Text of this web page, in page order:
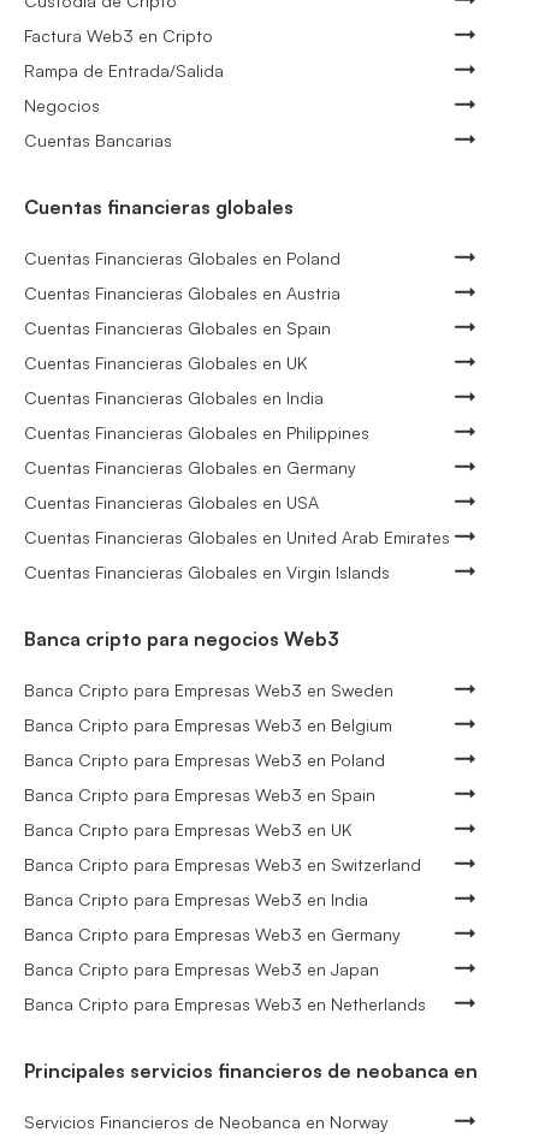
Factura Web3 en Cripto
Rampa de Entrada/Salida
Negocios
Cuentas Bancarias
Cuentas financieras globales
Cuentas Financieras Globales en Poland
Cuentas Financieras Globales en Austria
Cuentas Financieras Globales en Spain
Cuentas Financieras Globales en UK
Cuentas Financieras Globales en India
Cuentas Financieras Globales en Philippines
Cuentas Financieras Globales en Germany
Cuentas Financieras Globales en USA
Cuentas Financieras Globales en United Arab Emirates
Cuentas Financieras Globales en Virgin Islands
Banca cripto para negocios Web3
Banca Cripto para Empresas Web3 en Sweden
Banca Cripto para Empresas Web3 en Belgium
Banca Cripto para Empresas Web3 en Poland
Banca Cripto para Empresas Web3 en Spain
Banca Cripto para Empresas Web3 en UK
Banca Cripto para Empresas Web3 en Switzerland
Banca Cripto para Empresas Web3 en India
Banca Cripto para Empresas Web3 en Germany
Banca Cripto para Empresas Web3 en Japan
Banca Cripto para Empresas Web3 en Netherlands
Principales servicios financieros de neobanca en
Servicios Financieros de Neobanca en Norway